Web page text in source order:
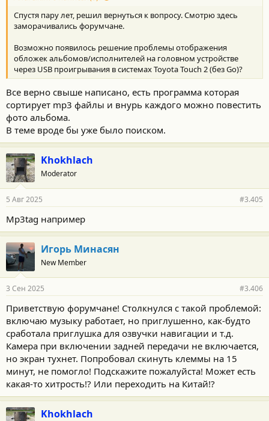
и
:
Спустя пару лет, решил вернуться к вопросу. Смотрю здесь
заморачивались форумчане.
Возможно появилось решение проблемы отображения
обложек альбомов/исполнителей на головном устройстве
через USB проигрывания в системах Toyota Touch 2 (без Go)?
Все верно свыше написано, есть программа которая
сортирует mp3 файлы и внурь каждого можно повестить
фото альбома.
В теме вроде бы уже было поиском.
Khokhlach
Moderator
5 Авг 2025 #3.405
Mp3tag например
Игорь Минасян
New Member
3 Сен 2025 #3.406
Приветствую форумчане! Столкнулся с такой проблемой:
включаю музыку работает, но приглушенно, как-будто
сработала приглушка для озвучки навигации и т.д.
Камера при включении задней передачи не включается,
но экран тухнет. Попробовал скинуть клеммы на 15
минут, не помогло! Подскажите пожалуйста! Может есть
какая-то хитрость!? Или переходить на Китай!?
Khokhlach